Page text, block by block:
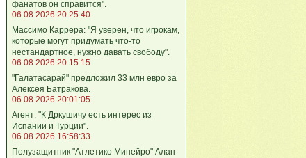
фанатов он справится".
06.08.2026 20:25:40
Массимо Каррера: "Я уверен, что игрокам,
которые могут придумать что-то
нестандартное, нужно давать свободу".
06.08.2026 20:15:15
"Галатасарай" предложил 33 млн евро за
Алексея Батракова.
06.08.2026 20:01:05
Агент: "К Дркушичу есть интерес из
Испании и Турции".
06.08.2026 16:58:33
Полузащитник "Атлетико Минейро" Алан